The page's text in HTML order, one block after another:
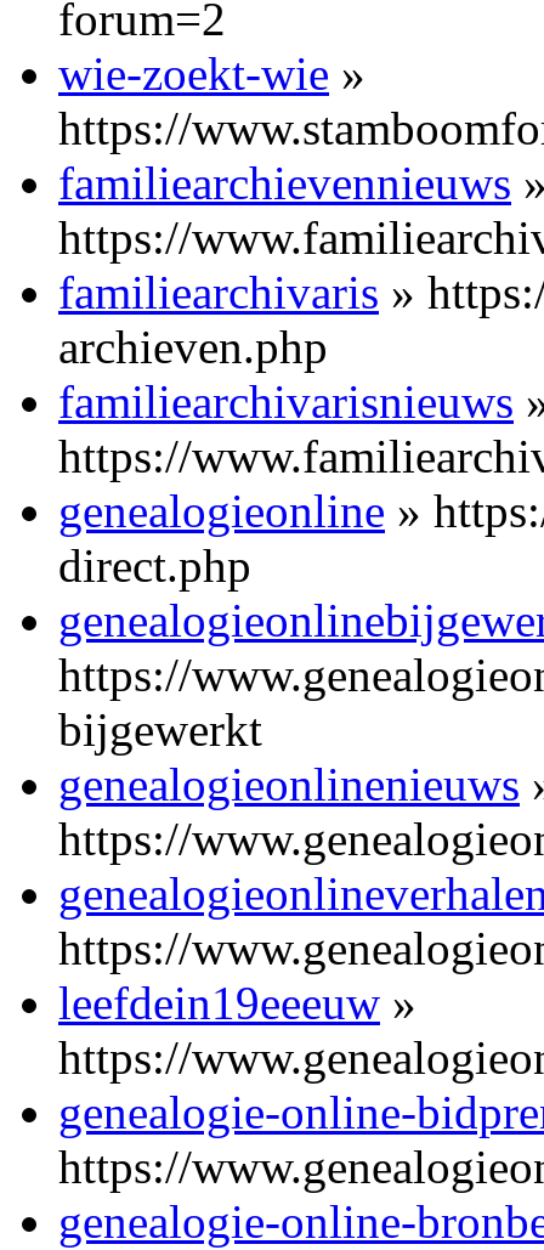
forum=2
wie-zoekt-wie »
https://
familiearchievennieuws
https://
familiearchivaris »
archieven.php
familiearchivarisnieuws
https://
genealogieonline »
direct.php
https://
bijgewerkt
genealogieonlinenieuws
https://
https://
leefdein19eeeuw »
https://
genealogie-online-
https://
genealogie-online-